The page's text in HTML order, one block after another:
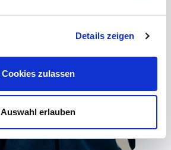
Details zeigen
Cookies zulassen
Auswahl erlauben